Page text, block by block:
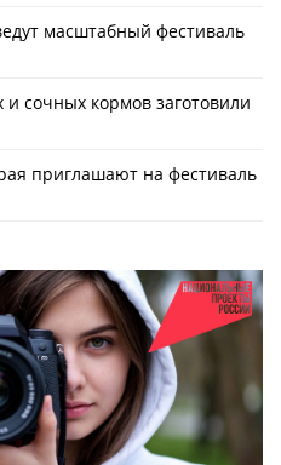
масштабный фестиваль
сочных кормов заготовили
приглашают на фестиваль